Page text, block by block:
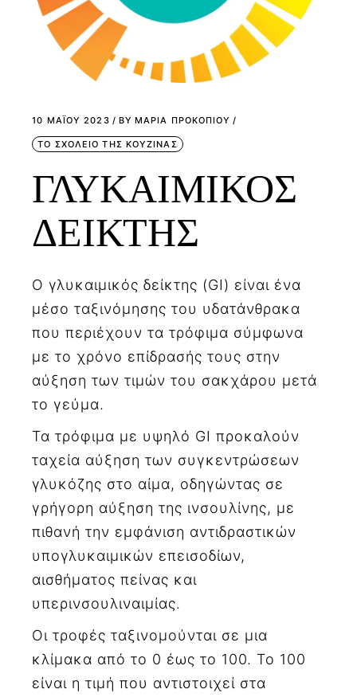
10 ΜΑΪ́ΟΥ 2023 BY ΜΑΡΙΑ ΠΡΟΚΟΠΙΟΥ
ΤΟ ΣΧΟΛΕΙΟ ΤΗΣ ΚΟΥΖΙΝΑΣ
ΓΛΥΚΑΙΜΙΚΟΣ
ΔΕΙΚΤΗΣ
Ο γλυκαιμικός δείκτης (GI) είναι ένα
μέσο ταξινόμησης του υδατάνθρακα
που περιέχουν τα τρόφιμα σύμφωνα
με το χρόνο επίδρασής τους στην
αύξηση των τιμών του σακχάρου μετά
το γεύμα.
Τα τρόφιμα με υψηλό GI προκαλούν
ταχεία αύξηση των συγκεντρώσεων
γλυκόζης στο αίμα, οδηγώντας σε
γρήγορη αύξηση της ινσουλίνης, με
πιθανή την εμφάνιση αντιδραστικών
υπογλυκαιμικών επεισοδίων,
αισθήματος πείνας και
υπερινσουλιναιμίας.
Οι τροφές ταξινομούνται σε μια
κλίμακα από το 0 έως το 100. Το 100
είναι η τιμή που αντιστοιχεί στα